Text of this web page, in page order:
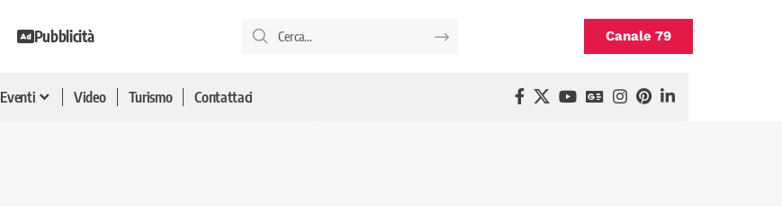
Pubblicità Canale 79
Eventi Video Turismo Contattaci